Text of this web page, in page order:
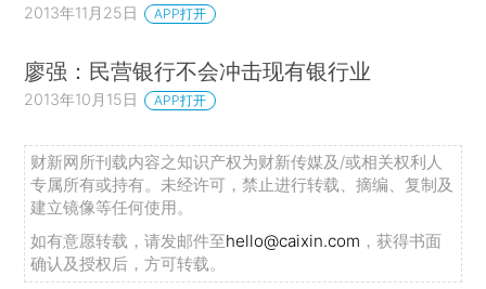
2013年11月25日 APP打开
廖强：民营银行不会冲击现有银行业
2013年10月15日 APP打开
财新网所刊载内容之知识产权为财新传媒及/或相关权利人
专属所有或持有。未经许可，禁止进行转载、摘编、复制及
建立镜像等任何使用。
如有意愿转载，请发邮件至hello@caixin.com ，获得书面
确认及授权后，方可转载。